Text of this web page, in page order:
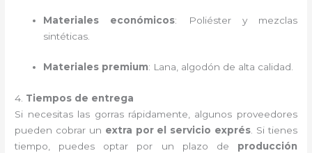
Materiales económicos: Poliéster y mezclas
sintéticas.
Materiales premium: Lana, algodón de alta calidad.
4. Tiempos de entrega
Si necesitas las gorras rápidamente, algunos proveedores
pueden cobrar un extra por el servicio exprés. Si tienes
tiempo, puedes optar por un plazo de producción